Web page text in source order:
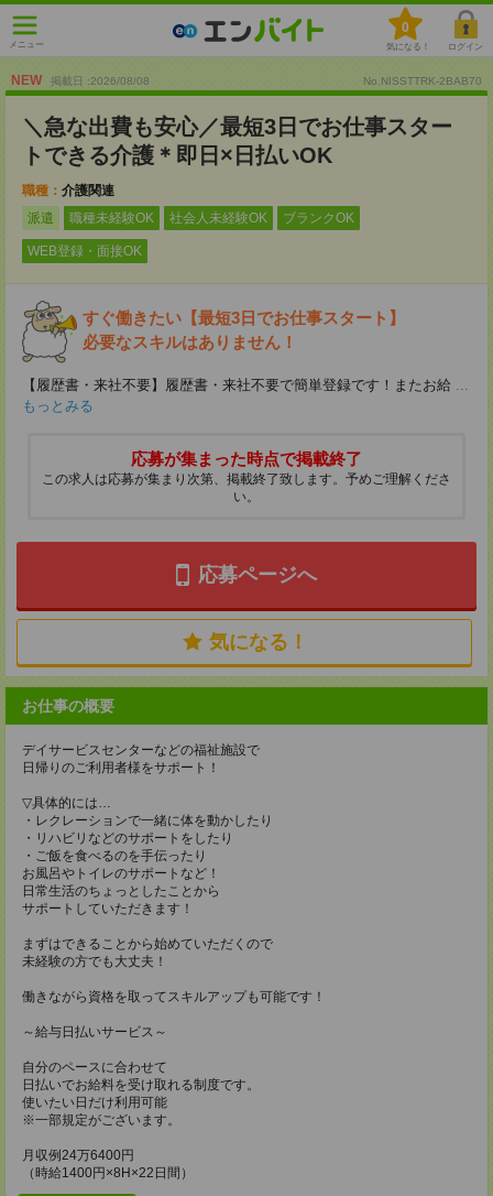
メニュー
0
気になる！ ログイン
NEW 掲載日 :2026/08/08 No.NISSTTRK-2BAB70
＼急な出費も安心／最短3日でお仕事スター
トできる介護＊即日×日払いOK
職種： 介護関連
派遣
職種未経験OK 社会人未経験OK ブランクOK
WEB登録・面接OK
すぐ働きたい【最短3日でお仕事スタート】
必要なスキルはありません！
【履歴書・来社不要】履歴書・来社不要で簡単登録です！またお給 ...
もっとみる
応募が集まった時点で掲載終了
この求人は応募が集まり次第、掲載終了致します。予めご理解くださ
い。
応募ページへ
気になる！
お仕事の概要
デイサービスセンターなどの福祉施設で
日帰りのご利用者様をサポート！
▽具体的には…
・レクレーションで一緒に体を動かしたり
・リハビリなどのサポートをしたり
・ご飯を食べるのを手伝ったり
お風呂やトイレのサポートなど！
日常生活のちょっとしたことから
サポートしていただきます！
まずはできることから始めていただくので
未経験の方でも大丈夫！
働きながら資格を取ってスキルアップも可能です！
～給与日払いサービス～
自分のペースに合わせて
日払いでお給料を受け取れる制度です。
使いたい日だけ利用可能
※一部規定がございます。
月収例24万6400円
（時給1400円×8H×22日間）